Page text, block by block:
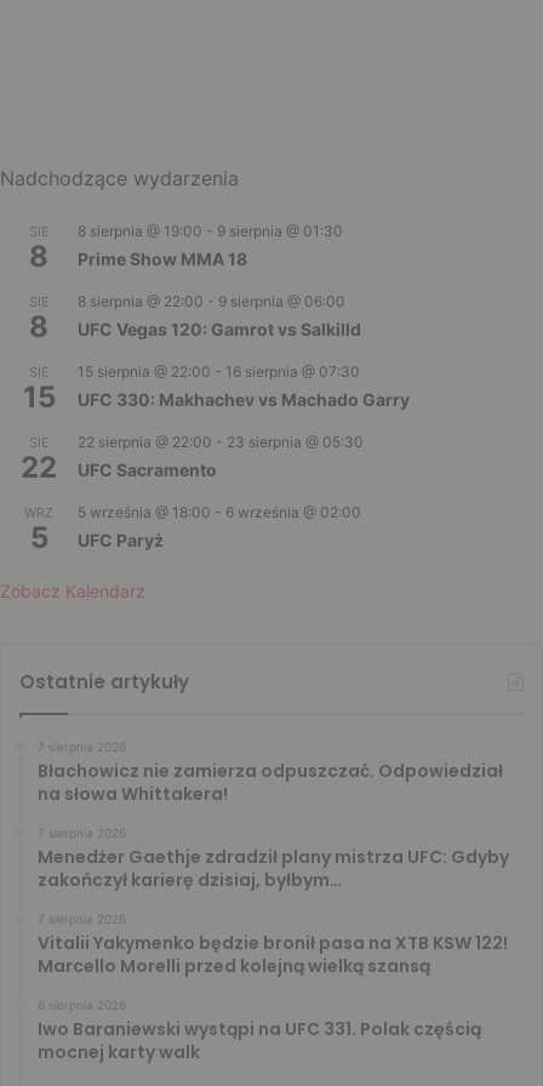
Nadchodzące wydarzenia
SIE
8
8 sierpnia @ 19:00 - 9 sierpnia @ 01:30
Prime Show MMA 18
SIE
8
8 sierpnia @ 22:00 - 9 sierpnia @ 06:00
UFC Vegas 120: Gamrot vs Salkilld
SIE
15
15 sierpnia @ 22:00 - 16 sierpnia @ 07:30
UFC 330: Makhachev vs Machado Garry
SIE
22
22 sierpnia @ 22:00 - 23 sierpnia @ 05:30
UFC Sacramento
WRZ
5
5 września @ 18:00 - 6 września @ 02:00
UFC Paryż
Zobacz Kalendarz
Ostatnie artykuły
7 sierpnia 2026
Błachowicz nie zamierza odpuszczać. Odpowiedział
na słowa Whittakera!
7 sierpnia 2026
Menedżer Gaethje zdradził plany mistrza UFC: Gdyby
zakończył karierę dzisiaj, byłbym…
7 sierpnia 2026
Vitalii Yakymenko będzie bronił pasa na XTB KSW 122!
Marcello Morelli przed kolejną wielką szansą
6 sierpnia 2026
Iwo Baraniewski wystąpi na UFC 331. Polak częścią
mocnej karty walk